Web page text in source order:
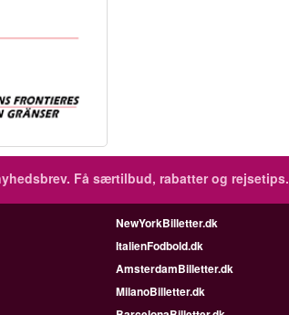
Få særtilbud, rabatter og rejsetips.
NewYorkBilletter.dk
ItalienFodbold.dk
AmsterdamBilletter.dk
MilanoBilletter.dk